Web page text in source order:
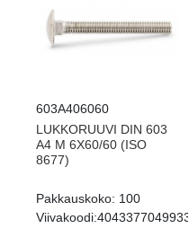
603A406060
LUKKORUUVI DIN 603
A4 M 6X60/60 (ISO
8677)
Pakkauskoko: 100
Viivakoodi:4043377049933